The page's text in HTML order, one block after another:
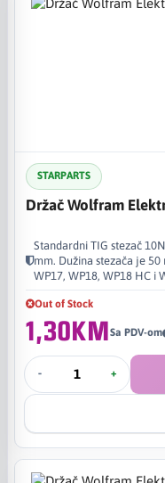
STARPARTS
Držač Wolfram
Standardni TIG stezač
mm. Dužina stezača je
WP17, WP18, WP18 HC i
Out of Stock
1,30KMSa PDV-om
- +